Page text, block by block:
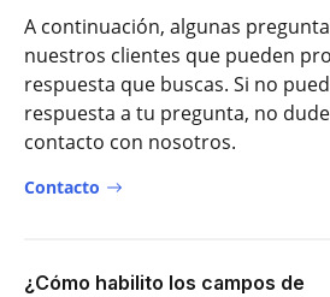
A continuación, algunas
nuestros clientes que pueden
respuesta que buscas. Si no
respuesta a tu pregunta, no
contacto con nosotros.
Contacto
¿Cómo habilito los campos de